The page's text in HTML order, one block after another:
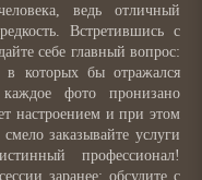
ведь отличный
Встретившись с
себе главный вопрос:
которых бы отражался
фото пронизано
настроением и при этом
заказывайте услуги
профессионал!
заранее: обсудите с